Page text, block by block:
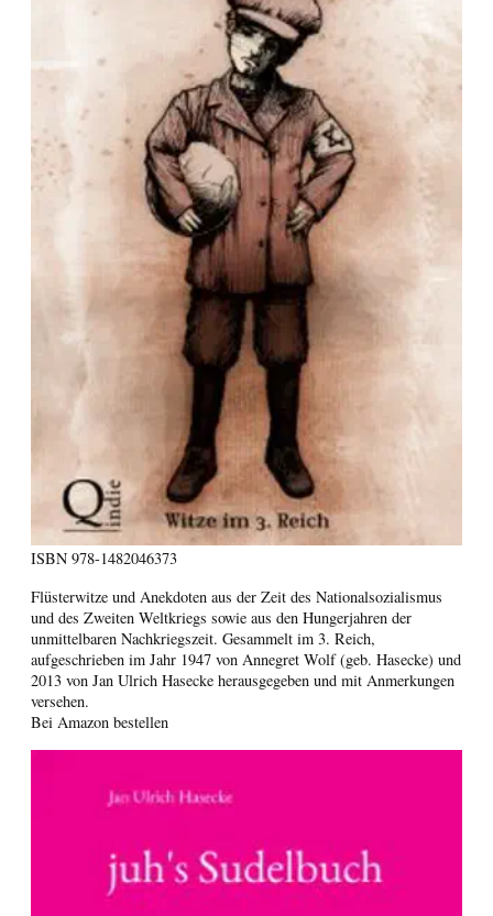
ISBN 978-1482046373
Flüsterwitze und Anekdoten aus der Zeit des Nationalsozialismus
und des Zweiten Weltkriegs sowie aus den Hungerjahren der
unmittelbaren Nachkriegszeit. Gesammelt im 3. Reich,
aufgeschrieben im Jahr 1947 von Annegret Wolf (geb. Hasecke) und
2013 von Jan Ulrich Hasecke herausgegeben und mit Anmerkungen
versehen.
Bei Amazon bestellen